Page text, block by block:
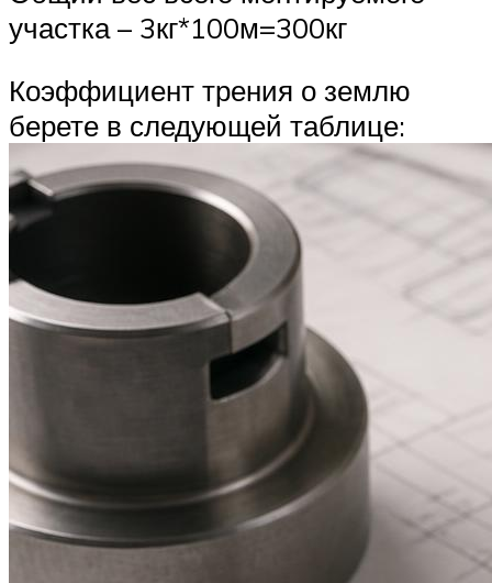
участка – 3кг*100м=300кг
Коэффициент трения о землю
берете в следующей таблице: